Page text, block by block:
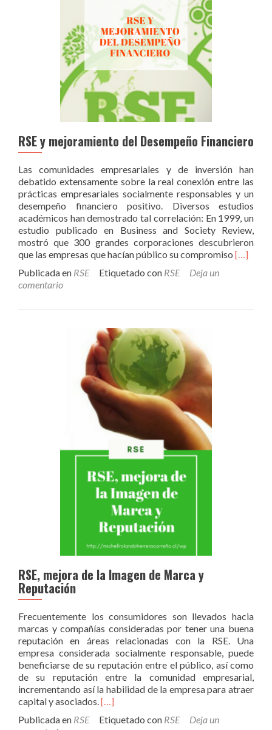
RSE y mejoramiento del Desempeño Financiero
Las comunidades empresariales y de inversión han
debatido extensamente sobre la real conexión entre las
prácticas empresariales socialmente responsables y un
desempeño financiero positivo. Diversos estudios
académicos han demostrado tal correlación: En 1999, un
estudio publicado en Business and Society Review,
mostró que 300 grandes corporaciones descubrieron
que las empresas que hacían público su compromiso Leer
[…]
Publicada en RSE Etiquetado con RSE
Deja un
comentario
RSE, mejora de la Imagen de Marca y
Reputación
Frecuentemente los consumidores son llevados hacia
marcas y compañías consideradas por tener una buena
reputación en áreas relacionadas con la RSE. Una
empresa considerada socialmente responsable, puede
beneficiarse de su reputación entre el público, así como
de su reputación entre la comunidad empresarial,
incrementando así la habilidad de la empresa para atraer
capital y asociados.Leer
mejora
[…]
Publicada en RSE Etiquetado con RSE
Deja un